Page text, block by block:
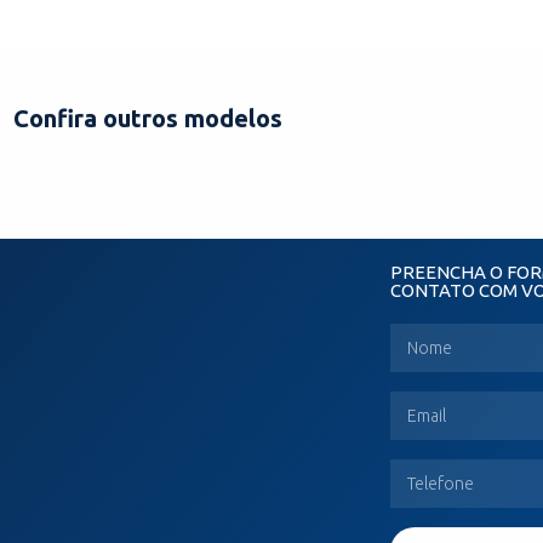
Confira outros modelos
PREENCHA O
CONTATO COM